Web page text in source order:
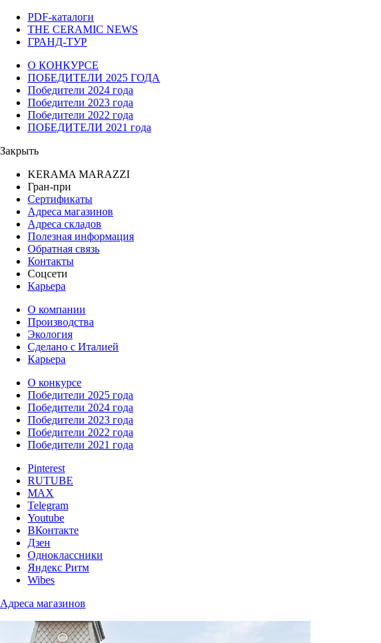
PDF-каталоги
THE CERAMIC NEWS
ГРАНД-ТУР
О КОНКУРСЕ
ПОБЕДИТЕЛИ 2025 ГОДА
Победители 2024 года
Победители 2023 года
Победители 2022 года
ПОБЕДИТЕЛИ 2021 года
Закрыть
KERAMA MARAZZI
Гран-при
Сертификаты
Адреса магазинов
Адреса складов
Полезная информация
Обратная связь
Контакты
Соцсети
Карьера
О компании
Производства
Экология
Сделано с Италией
Карьера
О конкурсе
Победители 2025 года
Победители 2024 года
Победители 2023 года
Победители 2022 года
Победители 2021 года
Pinterest
RUTUBE
MAX
Telegram
Youtube
ВКонтакте
Дзен
Одноклассники
Яндекс Ритм
Wibes
Адреса магазинов